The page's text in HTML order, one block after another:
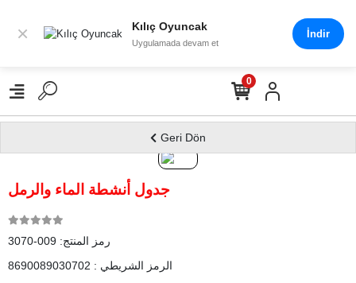
0
Geri Dön
جدول أنشطة الماء والرمل
رمز المنتج: 009-3070
الرمز الشريطي : 8690089030702
× Kılıç Oyuncak
Uygulamada devam et
İndir